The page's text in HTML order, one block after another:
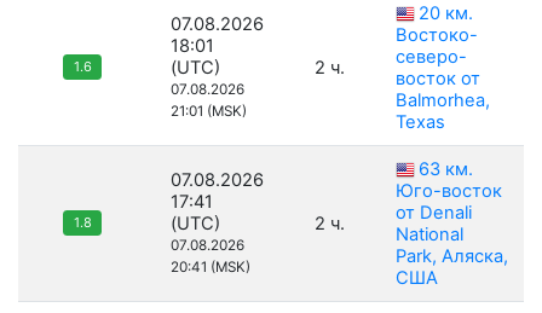
1.6
07.08.2026
18:01
(UTC)
07.08.2026
21:01 (MSK)
2 ч.
20 км.
Востоко-
северо-
восток от
Balmorhea,
Texas
1.8
07.08.2026
17:41
(UTC)
07.08.2026
20:41 (MSK)
2 ч.
63 км.
Юго-восток
от Denali
National
Park, Аляска,
США